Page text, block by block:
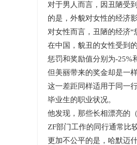
对于男人而言，因丑陋受
的是，外貌对女性的经济
对女性而言，丑陋的经济“
在中国，貌丑的女性受到
惩罚和奖励值分别为-25%
但美丽带来的奖金却是一
这一差距同样适用于同一
毕业生的职业状况。
他发现，那些长相漂亮的
ZF部门工作的同行通常比
更加不公平的是，哈默迈